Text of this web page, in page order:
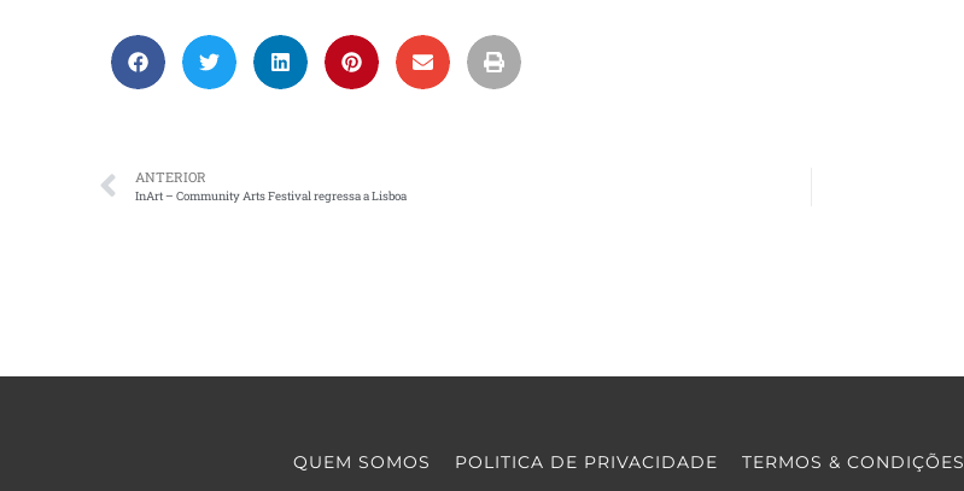
ANTERIOR
InArt – Community Arts Festival regressa a Lisboa
QUEM SOMOS POLITICA DE PRIVACIDADE TERMOS & CONDIÇÕES